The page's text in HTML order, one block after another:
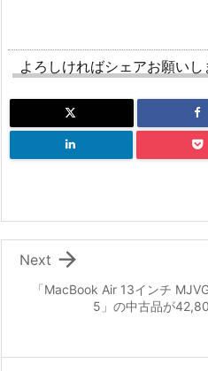
よろしければシェアお願いし
「MacBook Air 13インチ
5」の中古品が

Next